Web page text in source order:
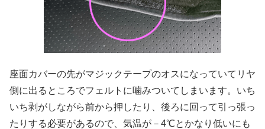
座面カバーの先がマジックテープのオスになっていてリヤ
側に出るところでフェルトに噛みついてしまいます。いち
いち剥がしながら前から押したり、後ろに回って引っ張っ
たりする必要があるので、気温が－4℃とかなり低いにも